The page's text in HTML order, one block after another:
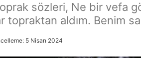
sözleri, Ne bir vefa
topraktan aldım. Benim
5 Nisan 2024